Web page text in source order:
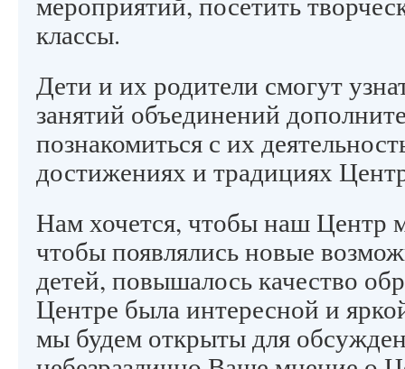
классы.
Дети и их родители смогут
занятий объединений
познакомиться с их
достижениях и традициях
Нам хочется, чтобы наш Центр
чтобы появлялись новые
детей, повышалось качество
Центре была интересной и
мы будем открыты для